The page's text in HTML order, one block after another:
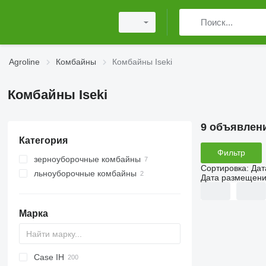
Agroline Комбайны Комбайны Iseki
Комбайны Iseki
Категория
зерноуборочные комбайны
льноуборочные комбайны
Марка
CM
Spartan
Case IH
9
Фильтр
Сортировка:
Дата